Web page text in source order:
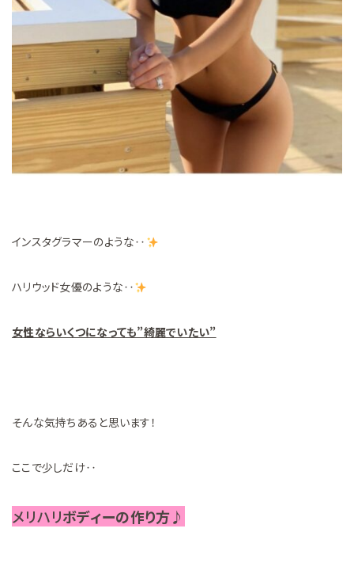
インスタグラマーのような‥
ハリウッド女優のような‥
女性ならいくつになっても”綺麗でいたい”
そんな気持ちあると思います！
ここで少しだけ‥
メリハリボディーの作り方♪